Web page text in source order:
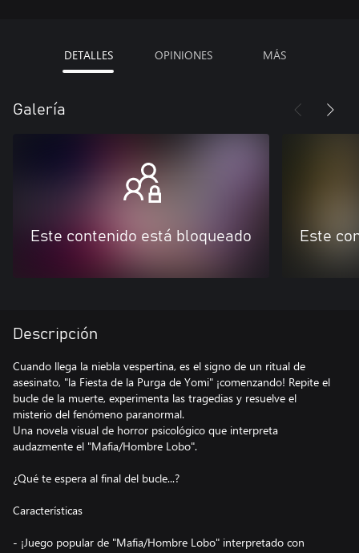
DETALLES OPINIONES MÁS
Galería
Este contenido está bloqueado Este
Descripción
Cuando llega la niebla vespertina, es el signo de un ritual de
asesinato, "la Fiesta de la Purga de Yomi" ¡comenzando! Repite el
bucle de la muerte, experimenta las tragedias y resuelve el
misterio del fenómeno paranormal.
Una novela visual de horror psicológico que interpreta
audazmente el "Mafia/Hombre Lobo".
¿Qué te espera al final del bucle...?
Características
- ¡Juego popular de "Mafia/Hombre Lobo" interpretado con